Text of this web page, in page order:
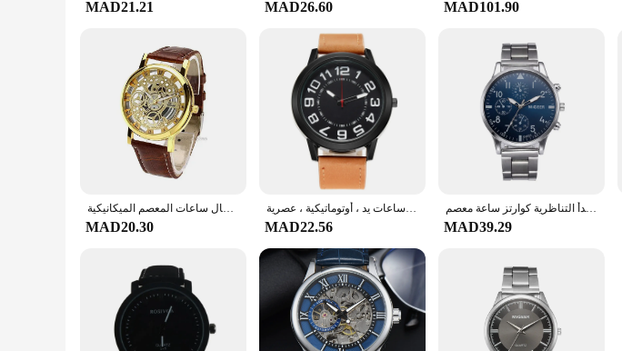
MAD21.21 MAD26.60 MAD101.90
الرجال الفاخرة الجوف خارج الساعات الرجال الكوارتز العسكرية الرياضة حلقة من جلد الهاتفي ساعة معصم الرجال ساعات المعصم الميكانيكية Reloj Hombre
MAD20.30
ساعات كوارتز مستديرة كاجوال للرجال ، مقاومة للماء ، عمل ، ذكور ، رجال ، ميكانيكية ، ساعات يد ، أوتوماتيكية ، عصرية
MAD22.56
موضة ساعات رجالية للرجل ساعات المعصم للرجال كريستال الفولاذ المقاوم للصدأ التناظرية كوارتز ساعة معصم relogio masculino
MAD39.29